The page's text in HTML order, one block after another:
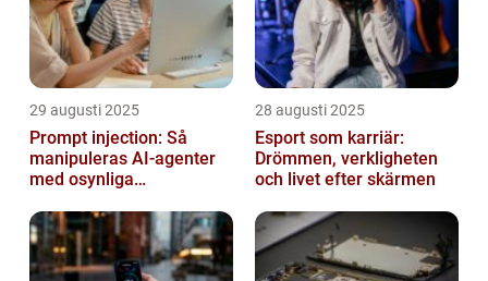
29 augusti 2025
Prompt injection: Så
manipuleras AI-agenter
med osynliga
28 augusti 2025
Esport som karriär:
Drömmen, verkligheten
och livet efter skärmen